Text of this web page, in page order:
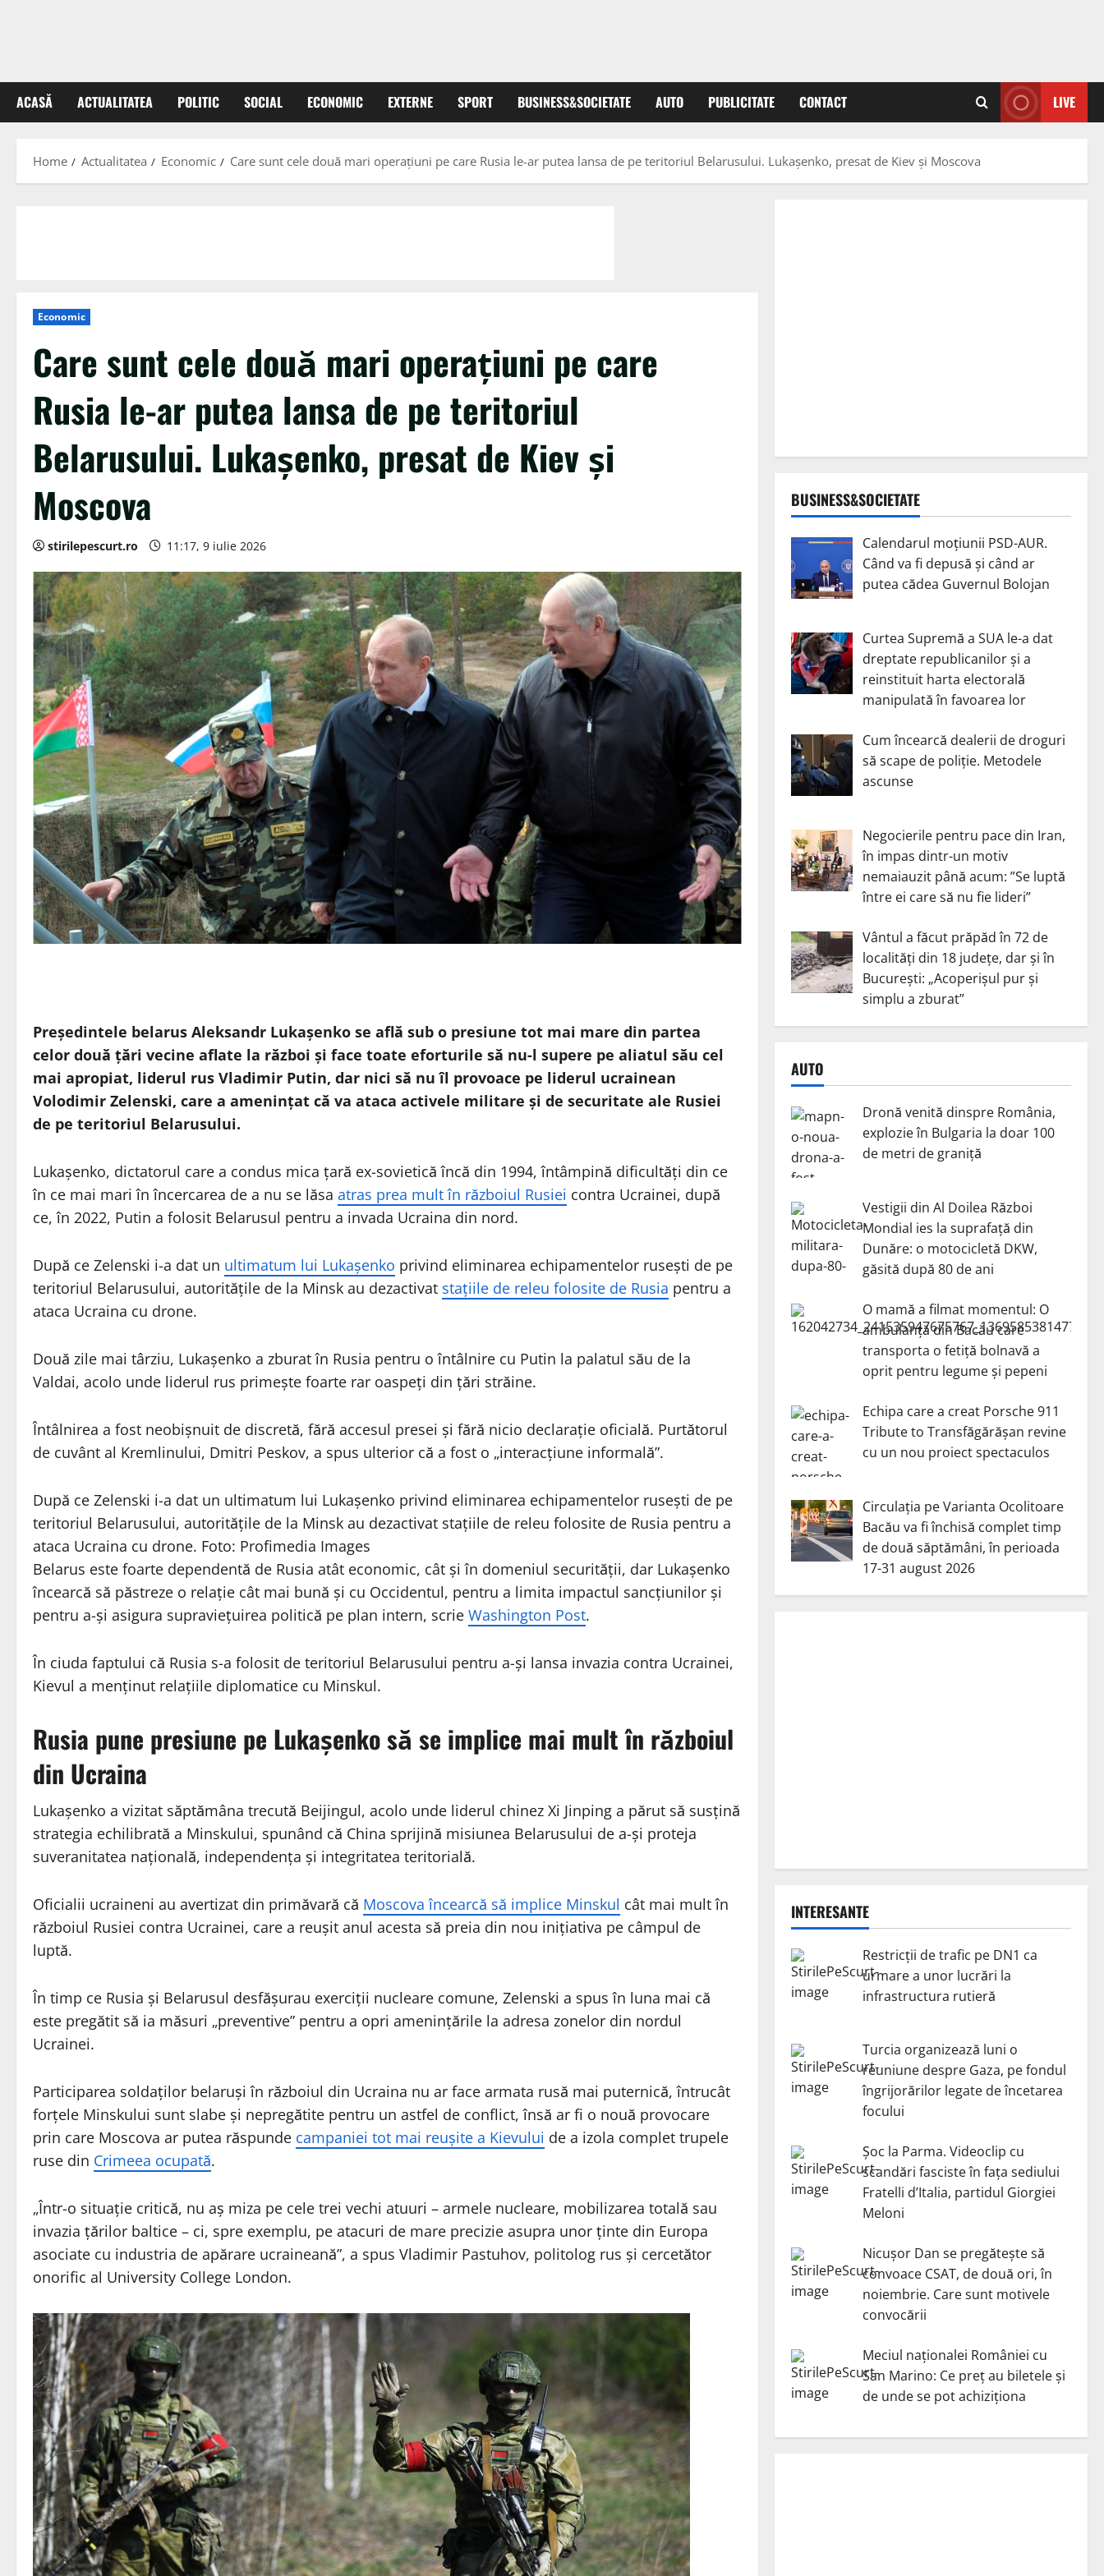
ACASĂ ACTUALITATEA POLITIC SOCIAL ECONOMIC EXTERNE SPORT BUSINESS&SOCIETATE AUTO PUBLICITATE CONTACT LIVE
Home Actualitatea Economic Care sunt cele două mari operațiuni pe care Rusia le-ar putea lansa de pe teritoriul Belarusului. Lukașenko, presat de Kiev și Moscova
Economic
Care sunt cele două mari operațiuni pe care
Rusia le-ar putea lansa de pe teritoriul
Belarusului. Lukașenko, presat de Kiev și
Moscova
stirilepescurt.ro 11:17, 9 iulie 2026
Președintele belarus Aleksandr Lukașenko se află sub o presiune tot mai mare din partea
celor două țări vecine aflate la război și face toate eforturile să nu-l supere pe aliatul său cel
mai apropiat, liderul rus Vladimir Putin, dar nici să nu îl provoace pe liderul ucrainean
Volodimir Zelenski, care a amenințat că va ataca activele militare și de securitate ale Rusiei
de pe teritoriul Belarusului.
Lukașenko, dictatorul care a condus mica țară ex-sovietică încă din 1994, întâmpină dificultăți din ce
în ce mai mari în încercarea de a nu se lăsa atras prea mult în războiul Rusiei contra Ucrainei, după
ce, în 2022, Putin a folosit Belarusul pentru a invada Ucraina din nord.
După ce Zelenski i-a dat un ultimatum lui Lukașenko privind eliminarea echipamentelor rusești de pe
teritoriul Belarusului, autoritățile de la Minsk au dezactivat stațiile de releu folosite de Rusia pentru a
ataca Ucraina cu drone.
Două zile mai târziu, Lukașenko a zburat în Rusia pentru o întâlnire cu Putin la palatul său de la
Valdai, acolo unde liderul rus primește foarte rar oaspeți din țări străine.
Întâlnirea a fost neobișnuit de discretă, fără accesul presei și fără nicio declarație oficială. Purtătorul
de cuvânt al Kremlinului, Dmitri Peskov, a spus ulterior că a fost o „interacțiune informală”.
După ce Zelenski i-a dat un ultimatum lui Lukașenko privind eliminarea echipamentelor rusești de pe
teritoriul Belarusului, autoritățile de la Minsk au dezactivat stațiile de releu folosite de Rusia pentru a
ataca Ucraina cu drone. Foto: Profimedia Images
Belarus este foarte dependentă de Rusia atât economic, cât și în domeniul securității, dar Lukașenko
încearcă să păstreze o relație cât mai bună și cu Occidentul, pentru a limita impactul sancțiunilor și
pentru a-și asigura supraviețuirea politică pe plan intern, scrie Washington Post.
În ciuda faptului că Rusia s-a folosit de teritoriul Belarusului pentru a-și lansa invazia contra Ucrainei,
Kievul a menținut relațiile diplomatice cu Minskul.
Rusia pune presiune pe Lukașenko să se implice mai mult în războiul
din Ucraina
Lukașenko a vizitat săptămâna trecută Beijingul, acolo unde liderul chinez Xi Jinping a părut să susțină
strategia echilibrată a Minskului, spunând că China sprijină misiunea Belarusului de a-și proteja
suveranitatea națională, independența și integritatea teritorială.
Oficialii ucraineni au avertizat din primăvară că Moscova încearcă să implice Minskul cât mai mult în
războiul Rusiei contra Ucrainei, care a reușit anul acesta să preia din nou inițiativa pe câmpul de
luptă.
În timp ce Rusia și Belarusul desfășurau exerciții nucleare comune, Zelenski a spus în luna mai că
este pregătit să ia măsuri „preventive” pentru a opri amenințările la adresa zonelor din nordul
Ucrainei.
Participarea soldaților belaruși în războiul din Ucraina nu ar face armata rusă mai puternică, întrucât
forțele Minskului sunt slabe și nepregătite pentru un astfel de conflict, însă ar fi o nouă provocare
prin care Moscova ar putea răspunde campaniei tot mai reușite a Kievului de a izola complet trupele
ruse din Crimeea ocupată.
„Într-o situație critică, nu aș miza pe cele trei vechi atuuri – armele nucleare, mobilizarea totală sau
invazia țărilor baltice – ci, spre exemplu, pe atacuri de mare precizie asupra unor ținte din Europa
asociate cu industria de apărare ucraineană”, a spus Vladimir Pastuhov, politolog rus și cercetător
onorific al University College London.
BUSINESS&SOCIETATE
Calendarul moțiunii PSD-AUR.
Când va fi depusă și când ar
putea cădea Guvernul Bolojan
Curtea Supremă a SUA le-a dat
dreptate republicanilor și a
reinstituit harta electorală
manipulată în favoarea lor
Cum încearcă dealerii de droguri
să scape de poliție. Metodele
ascunse
Negocierile pentru pace din Iran,
în impas dintr-un motiv
nemaiauzit până acum: ”Se luptă
între ei care să nu fie lideri”
Vântul a făcut prăpăd în 72 de
localități din 18 județe, dar și în
București: „Acoperișul pur și
simplu a zburat”
AUTO
Dronă venită dinspre România,
explozie în Bulgaria la doar 100
de metri de graniță
Vestigii din Al Doilea Război
Mondial ies la suprafață din
Dunăre: o motocicletă DKW,
găsită după 80 de ani
O mamă a filmat momentul: O
ambulanță din Bacău care
transporta o fetiță bolnavă a
oprit pentru legume și pepeni
Echipa care a creat Porsche 911
Tribute to Transfăgărășan revine
cu un nou proiect spectaculos
Circulația pe Varianta Ocolitoare
Bacău va fi închisă complet timp
de două săptămâni, în perioada
17-31 august 2026
INTERESANTE
Restricții de trafic pe DN1 ca
urmare a unor lucrări la
infrastructura rutieră
Turcia organizează luni o
reuniune despre Gaza, pe fondul
îngrijorărilor legate de încetarea
focului
Șoc la Parma. Videoclip cu
scandări fasciste în fața sediului
Fratelli d’Italia, partidul Giorgiei
Meloni
Nicuşor Dan se pregăteşte să
convoace CSAT, de două ori, în
noiembrie. Care sunt motivele
convocării
Meciul naționalei României cu
San Marino: Ce preț au biletele și
de unde se pot achiziționa